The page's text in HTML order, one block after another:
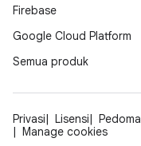
Firebase
Google Cloud Platform
Semua produk
Privasi Lisensi
Manage cookies